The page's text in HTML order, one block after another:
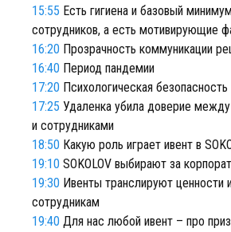
15:55 Есть гигиена и базовый
сотрудников, а есть мотивирующие
16:20 Прозрачность коммуникации
16:40 Период пандемии
17:20 Психологическая
17:25 Удаленка убила доверие
и сотрудниками
18:50 Какую роль играет ивент в
19:10 SOKOLOV выбирают за
19:30 Ивенты транслируют ценности
сотрудникам
19:40 Для нас любой ивент – про